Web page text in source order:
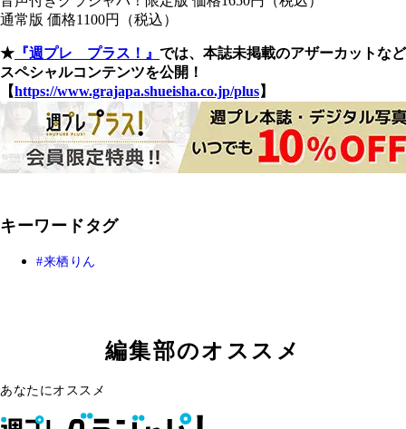
通常版 価格1100円（税込）
★ 『週プレ プラス！』 では、本誌未掲載のアザーカットなど
スペシャルコンテンツを公開！
【https://www.grajapa.shueisha.co.jp/plus】
キーワードタグ
来栖りん
編集部のオススメ
あなたにオススメ